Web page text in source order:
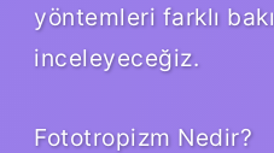
yöntemleri farklı
inceleyeceğiz.
Fototropizm Nedir?